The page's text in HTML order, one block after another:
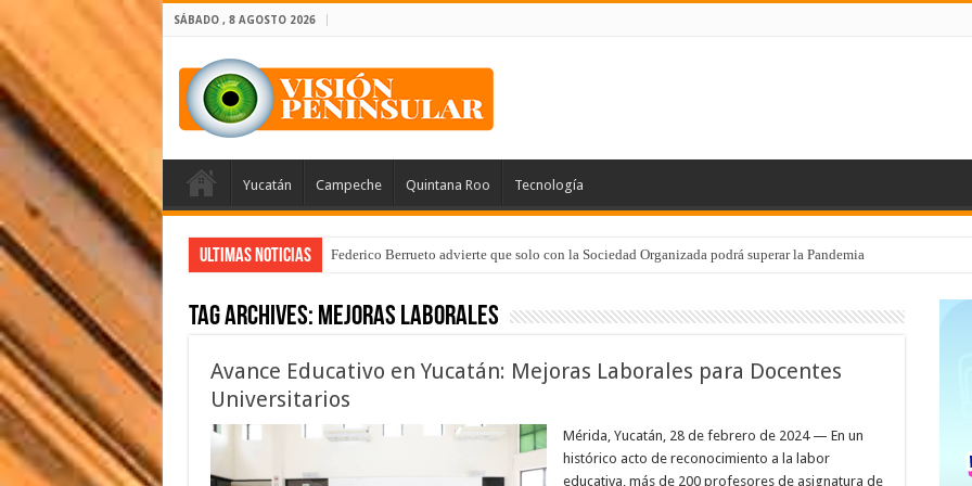
SÁBADO , 8 AGOSTO 2026
Yucatán Campeche Quintana Roo Tecnología
Ultimas Noticias Federico Berrueto advierte que solo con la Sociedad Organizada podrá superar la Pandemia
Tag Archives: Mejoras Laborales
Avance Educativo en Yucatán: Mejoras Laborales para Docentes
Universitarios
Mérida, Yucatán, 28 de febrero de 2024 — En un
histórico acto de reconocimiento a la labor
educativa, más de 200 profesores de asignatura de